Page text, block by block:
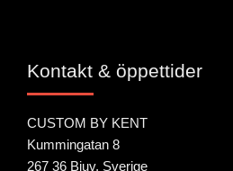
Kontakt & öppettider
CUSTOM BY KENT
Kummingatan 8
267 36 Bjuv, Sverige